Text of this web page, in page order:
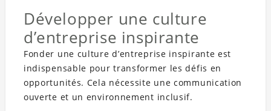
Développer une culture
d’entreprise inspirante
Fonder une culture d’entreprise inspirante est
indispensable pour transformer les défis en
opportunités. Cela nécessite une communication
ouverte et un environnement inclusif.